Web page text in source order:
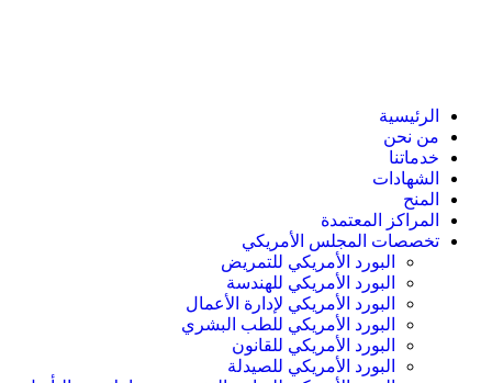
الرئيسية
من نحن
خدماتنا
الشهادات
المنح
المراكز المعتمدة
تخصصات المجلس الأمريكي
البورد الأمريكي للتمريض
البورد الأمريكي للهندسة
البورد الأمريكي لإدارة الأعمال
البورد الأمريكي للطب البشري
البورد الأمريكي للقانون
البورد الأمريكي للصيدلة